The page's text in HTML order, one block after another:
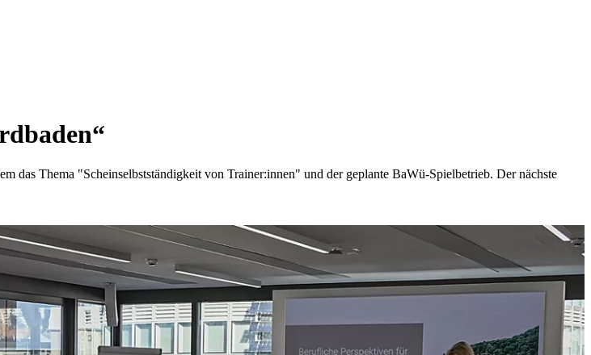
das Thema "Scheinselbstständigkeit von Trainer:innen" und der geplante BaWü-Spielbetrieb. Der nächste